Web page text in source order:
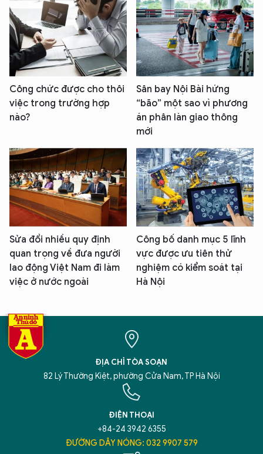
Công chức được cho thôi
việc trong trường hợp
nào?
Sân bay Nội Bài hứng
“bão” một sao vì phương
án phân làn giao thông
mới
Sửa đổi nhiều quy định
quan trọng về đưa người
lao động Việt Nam đi làm
việc ở nước ngoài
Công bố danh mục 5 lĩnh
vực được ưu tiên thử
nghiệm có kiểm soát tại
Hà Nội
ĐỊA CHỈ TÒA SOẠN
82 Lý Thường Kiệt, phường Cửa Nam, TP Hà Nội
ĐIỆN THOẠI
+84-24 3942 6355
ĐƯỜNG DÂY NÓNG: 032 9907 579